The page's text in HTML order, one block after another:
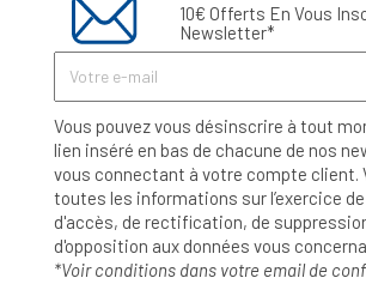
10€ Offerts En Vous
Newsletter*
Vous pouvez vous désinscrire à tout
lien inséré en bas de chacune de nos
vous connectant à votre compte client.
toutes les informations sur l’exercice
d'accès, de rectification, de
d'opposition aux données vous
*Voir conditions dans votre email de